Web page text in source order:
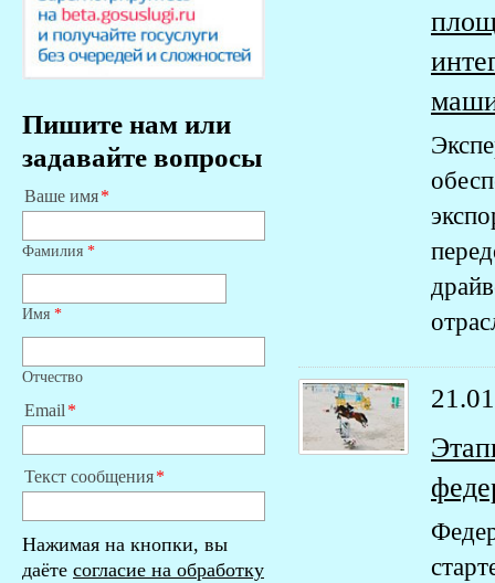
Пишите нам или
задавайте вопросы
Ваше имя
Фамилия *
Имя *
Отчество
Email
Текст сообщения
Нажимая на кнопки, вы
даёте согласие на обработку